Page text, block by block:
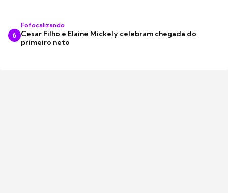
6
Fofocalizando
Cesar Filho e Elaine Mickely celebram chegada do
primeiro neto